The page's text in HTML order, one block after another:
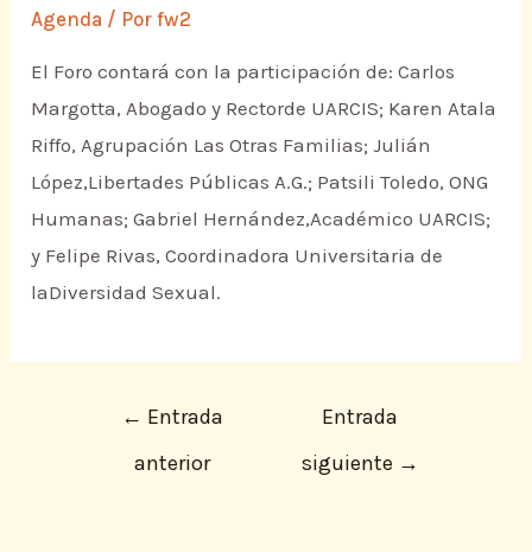
Agenda / Porfw2
El Foro contará con la participación de: Carlos
Margotta, Abogado y Rectorde UARCIS; Karen Atala
Riffo, Agrupación Las Otras Familias; Julián
López,Libertades Públicas A.G.; Patsili Toledo, ONG
Humanas; Gabriel Hernández,Académico UARCIS;
y Felipe Rivas, Coordinadora Universitaria de
laDiversidad Sexual.
← Entrada
anterior
Entrada
siguiente →